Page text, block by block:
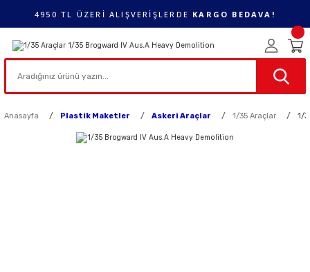
4950 TL ÜZERİ ALIŞVERİŞLERDE KARGO BEDAVA!
Anasayfa Plastik Maketler Askeri Araçlar 1/35 Araçlar 1/